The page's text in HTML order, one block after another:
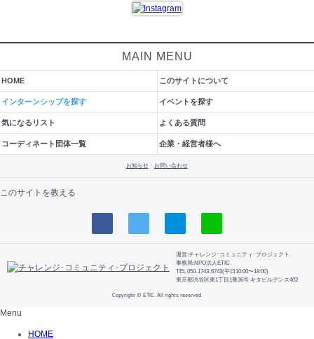
MAIN MENU
HOME このサイトについて
インターンシップを探す イベントを探す
気になるリスト よくある質問
コーディネート団体一覧 企業・経営者様へ
お知らせ お問い合わせ
このサイトを教える
運営:チャレンジ･コミュニティ･プロジェクト
事務局:NPO法人ETIC.
TEL 050-1743-6743(平日10:00〜18:00)
東京都渋谷区東1丁目1番36号 キタビルデンス402
Copyright © ETIC. All rights reserved.
Menu
HOME